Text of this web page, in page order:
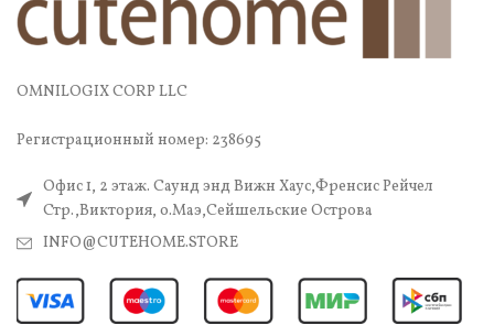
OMNILOGIX CORP LLC
Регистрационный номер: 238695
Офис 1, 2 этаж. Саунд энд Вижн Хаус,Френсис Рейчел
Стр.,Виктория, о.Маэ,Сейшельские Острова
INFO@CUTEHOME.STORE